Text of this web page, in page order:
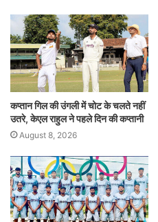
कप्तान गिल की उंगली में चोट के चलते नहीं
उतरे, केएल राहुल ने पहले दिन की कप्तानी
August 8, 2026